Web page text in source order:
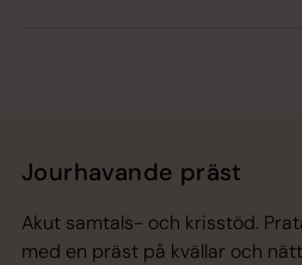
Jourhavande präst
Akut samtals- och krisstöd.
med en präst på kvällar och